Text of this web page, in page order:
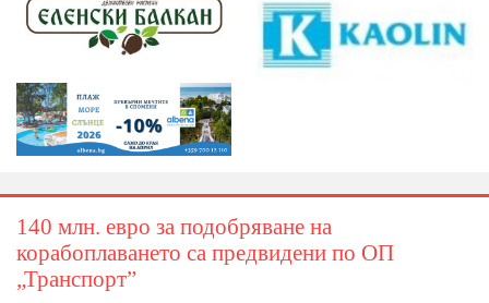
140 млн. евро за подобряване на
корабоплаването са предвидени по ОП
„Транспорт”